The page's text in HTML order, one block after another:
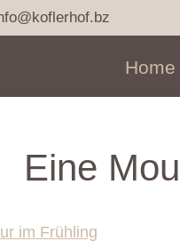
Home
Eine